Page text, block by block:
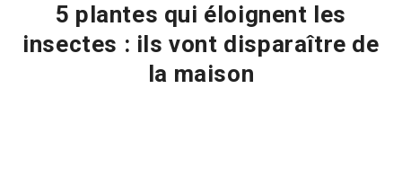
5 plantes qui éloignent les
insectes : ils vont disparaître de
la maison